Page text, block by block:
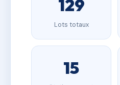
129
Lots totaux
15